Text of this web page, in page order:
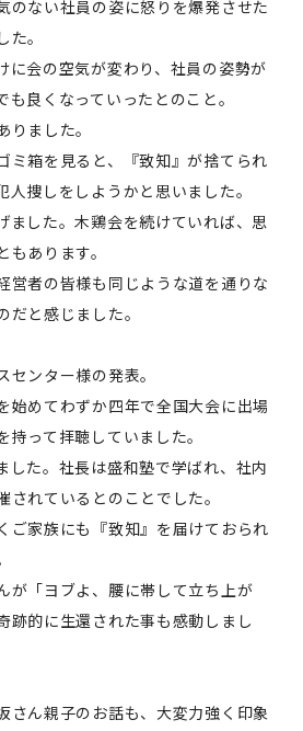
のない社員の姿に怒りを爆発させた
。
に会の空気が変わり、社員の姿勢が
良くなっていったとのこと。
ました。
ミ箱を見ると、『致知』が捨てられ
人捜しをしようかと思いました。
ました。木鶏会を続けていれば、思
あります。
営者の皆様も同じような道を通りな
と感じました。
ンター様の発表。
始めてわずか四年で全国大会に出場
って拝聴していました。
した。社長は盛和塾で学ばれ、社内
れているとのことでした。
ご家族にも『致知』を届けておられ
が「ヨブよ、腰に帯して立ち上が
跡的に生還された事も感動しまし
さん親子のお話も、大変力強く印象